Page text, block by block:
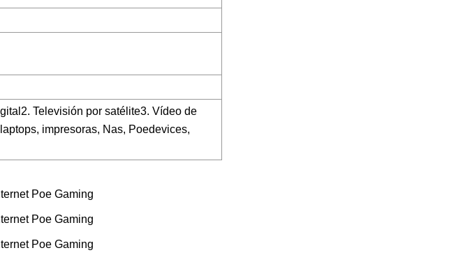
Televisión por satélite3. Vídeo de
impresoras, Nas, Poedevices,